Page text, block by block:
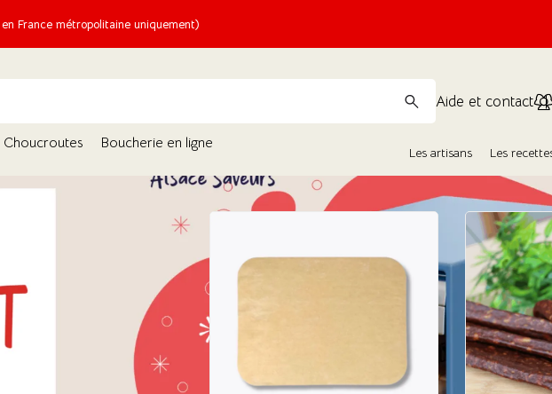
France métropolitaine uniquement)
Aide et contact
Choucroutes Boucherie en ligne
Les artisans Les